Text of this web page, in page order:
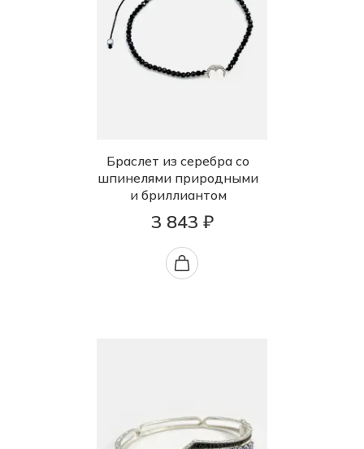
Браслет из серебра со
шпинелями природными
и бриллиантом
3 843 ₽